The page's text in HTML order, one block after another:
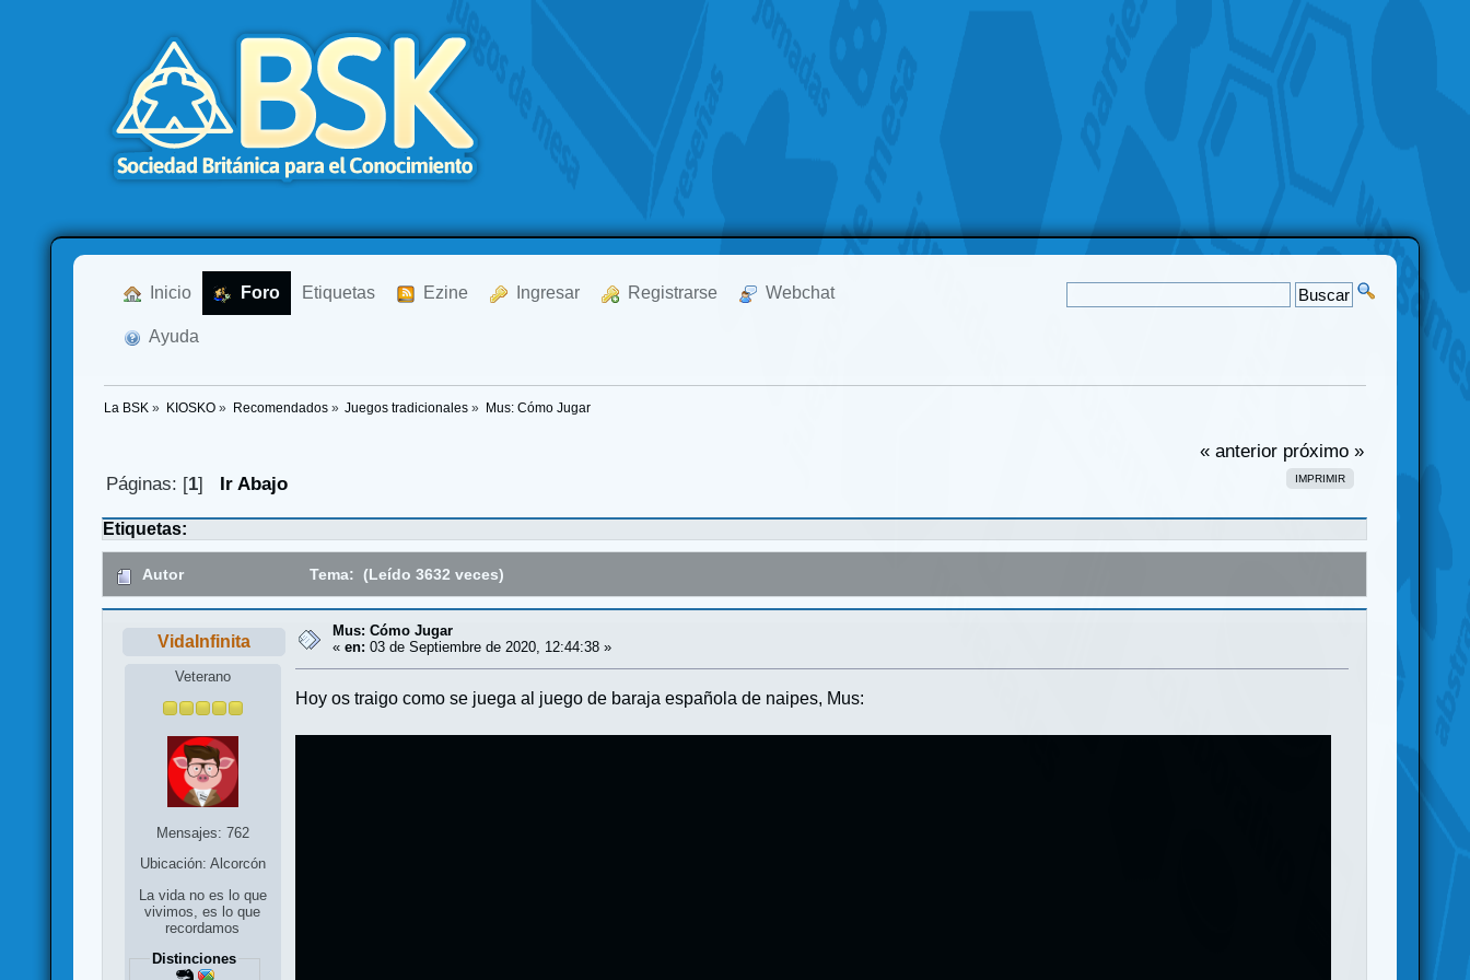
Inicio Foro Etiquetas Ezine Ingresar Registrarse Webchat
Ayuda
La BSK » KIOSKO» Recomendados» Juegos tradicionales » Mus: Cómo Jugar
« anterior próximo »
IMPRIMIR
Páginas: [1] Ir Abajo
Etiquetas:
Autor Tema: (Leído 3632 veces)
VidaInfinita
Veterano
Mensajes: 762
Ubicación: Alcorcón
La vida no es lo que
vivimos, es lo que
recordamos
Distinciones
Mus: Cómo Jugar
«en: 03 de Septiembre de 2020, 12:44:38 »
Hoy os traigo como se juega al juego de baraja española de naipes, Mus: